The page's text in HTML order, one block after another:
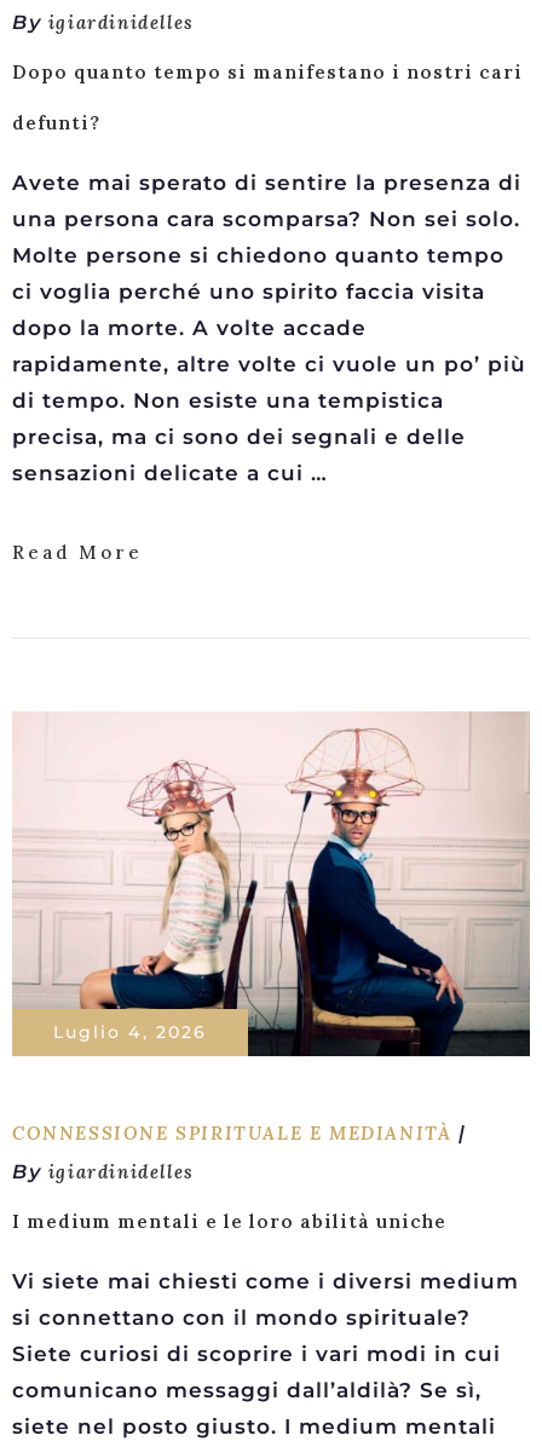
By igiardinidelles
Dopo quanto tempo si manifestano i nostri cari
defunti?
Avete mai sperato di sentire la presenza di
una persona cara scomparsa? Non sei solo.
Molte persone si chiedono quanto tempo
ci voglia perché uno spirito faccia visita
dopo la morte. A volte accade
rapidamente, altre volte ci vuole un po’ più
di tempo. Non esiste una tempistica
precisa, ma ci sono dei segnali e delle
sensazioni delicate a cui …
Read More
Luglio 4, 2026
CONNESSIONE SPIRITUALE E MEDIANITÀ
By igiardinidelles
I medium mentali e le loro abilità uniche
Vi siete mai chiesti come i diversi medium
si connettano con il mondo spirituale?
Siete curiosi di scoprire i vari modi in cui
comunicano messaggi dall’aldilà? Se sì,
siete nel posto giusto. I medium mentali